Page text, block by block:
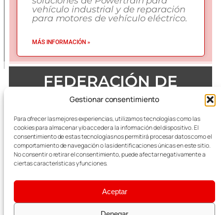
Gestionar consentimiento
Para ofrecer las mejores experiencias, utilizamos tecnologías como las
cookies para almacenar y/o acceder a la información del dispositivo. El
consentimiento de estas tecnologías nos permitirá procesar datos como el
comportamiento de navegación o las identificaciones únicas en este sitio.
No consentir o retirar el consentimiento, puede afectar negativamente a
ciertas características y funciones.
Aceptar
vehículo industrial y de reparación
para motores de vehículo eléctrico.
MÁS INFORMACIÓN »
FEDERACIÓN DE
EMPRESAS DEL METAL
DE ZARAGOZA
Todas las referencias terminológicas de género que se
mencionan a lo largo de las publicaciones, se considerarán
alusivas al masculino y femenino indistintamente.
Política Integrada de Calidad y
Medioambiente